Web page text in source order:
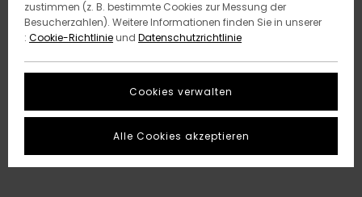
zustimmen (z. B. bestimmte Cookies zur Messung der
Besucherzahlen). Weitere Informationen finden Sie in unserer
: Cookie-Richtlinieund Datenschutzrichtlinie
Cookies verwalten
Alle Cookies akzeptieren